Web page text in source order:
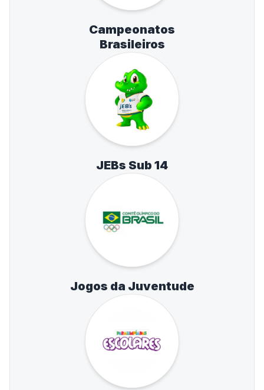
Campeonatos
Brasileiros
JEBs Sub 14
Jogos da Juventude